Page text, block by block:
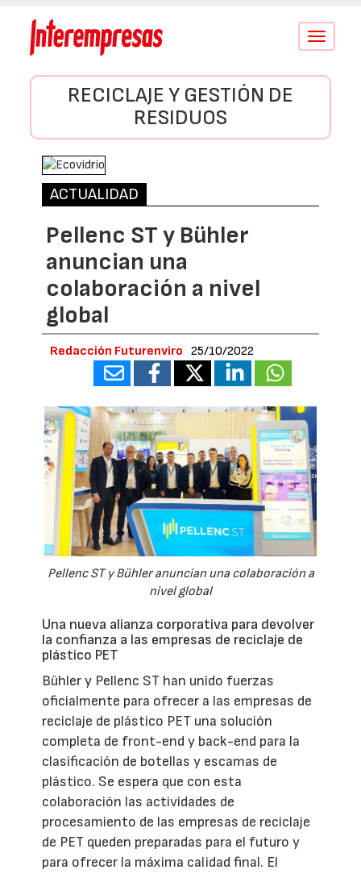
Conmutar
RECICLAJE Y GESTIÓN DE
RESIDUOS
ACTUALIDAD
Pellenc ST y Bühler
anuncian una
colaboración a nivel
global
Redacción Futurenviro 25/10/2022
Pellenc ST y Bühler anuncian una colaboración a
nivel global
Una nueva alianza corporativa para devolver
la confianza a las empresas de reciclaje de
plástico PET
Bühler y Pellenc ST han unido fuerzas
oficialmente para ofrecer a las empresas de
reciclaje de plástico PET una solución
completa de front-end y back-end para la
clasificación de botellas y escamas de
plástico. Se espera que con esta
colaboración las actividades de
procesamiento de las empresas de reciclaje
de PET queden preparadas para el futuro y
para ofrecer la máxima calidad final. El